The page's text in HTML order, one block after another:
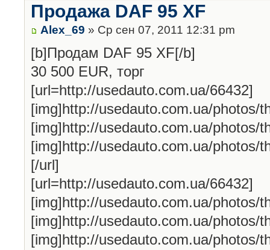
Продажа DAF 95 XF
Alex_69 » Ср сен 07, 2011 12:31 pm
[b]Продам DAF 95 XF[/b]
30 500 EUR, торг
[url=http://usedauto.com.ua/66432]
[img]http://usedauto.com.ua/photos/
[img]http://usedauto.com.ua/photos/
[img]http://usedauto.com.ua/photos/
[/url]
[url=http://usedauto.com.ua/66432]
[img]http://usedauto.com.ua/photos/
[img]http://usedauto.com.ua/photos/
[img]http://usedauto.com.ua/photos/